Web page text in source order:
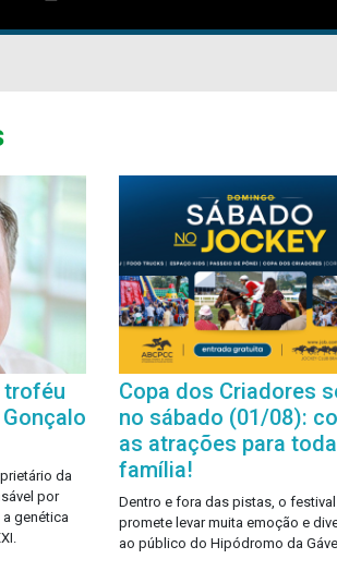
troféu
da
por
genética
Copa dos Criadores
no sábado (01/08):
as atrações para
família!
Dentro e fora das pistas, o festival
promete levar muita emoção e
ao público do Hipódromo da